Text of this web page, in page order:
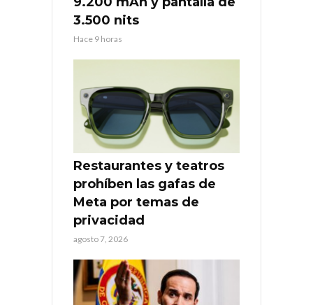
3.500 nits
Hace 9 horas
Restaurantes y teatros
prohíben las gafas de
Meta por temas de
privacidad
agosto 7, 2026